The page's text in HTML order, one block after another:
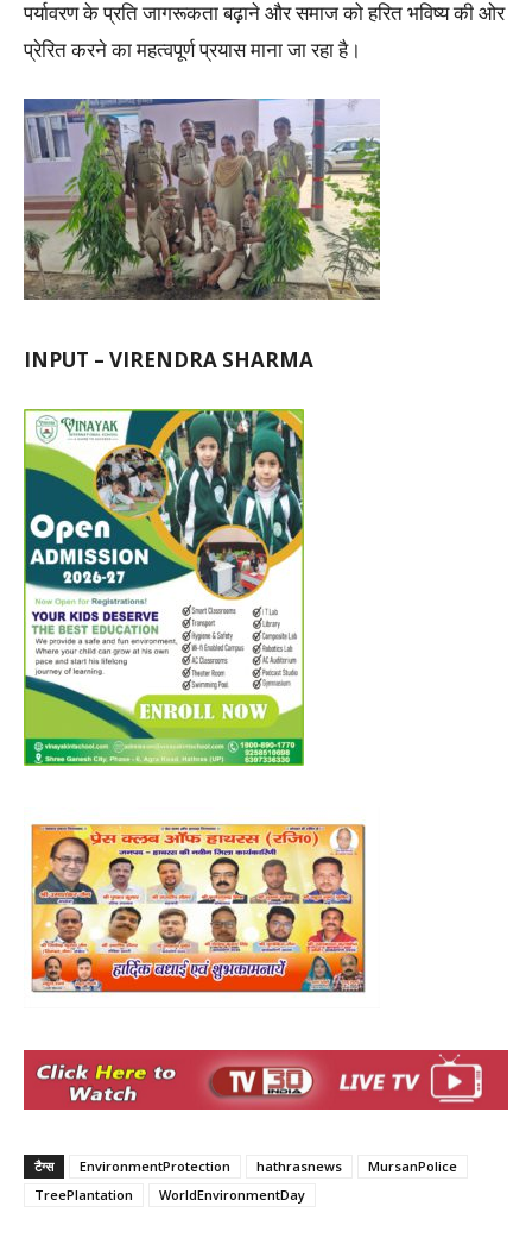
पर्यावरण के प्रति जागरूकता बढ़ाने और समाज को हरित भविष्य की ओर
प्रेरित करने का महत्वपूर्ण प्रयास माना जा रहा है।
INPUT – VIRENDRA SHARMA
टैग्स EnvironmentProtection hathrasnews
MursanPolice
TreePlantation
WorldEnvironmentDay